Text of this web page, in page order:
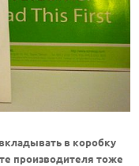
в коробку
производителя тоже